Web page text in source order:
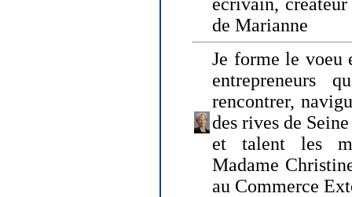
de Marianne
Je forme le voeu
entrepreneurs
rencontrer,
des rives de
et talent les
Madame
au Commerce